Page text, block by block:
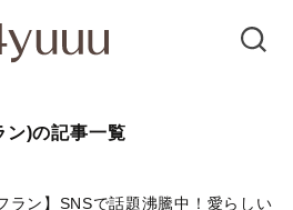
)の記事一覧
ラン】SNSで話題沸騰中！愛らしい